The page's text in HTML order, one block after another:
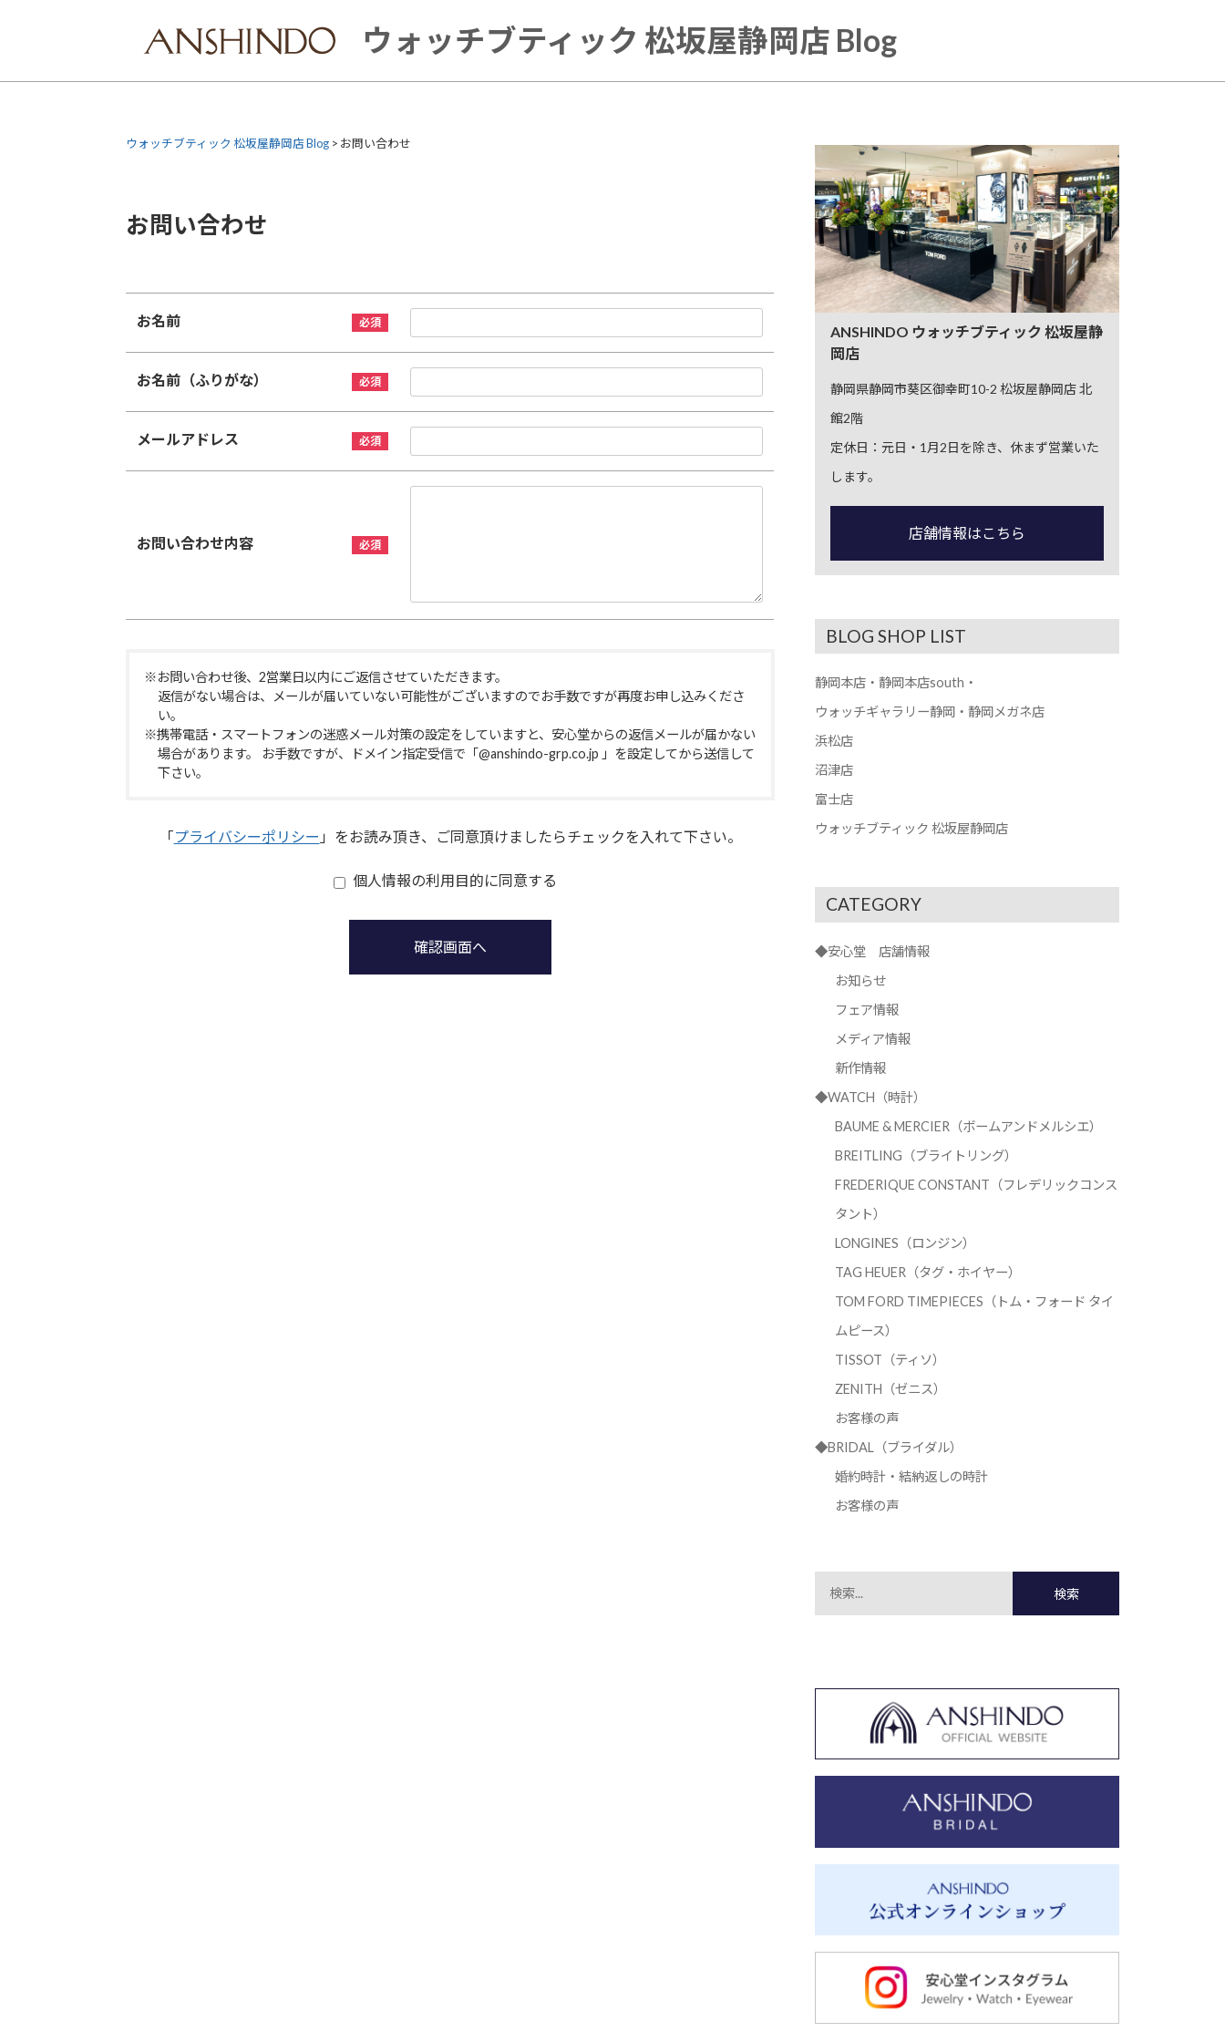
ウォッチブティック 松坂屋静岡店 Blog
ウォッチブティック 松坂屋静岡店 Blog > お問い合わせ
お問い合わせ
お名前
お名前（ふりがな）
メールアドレス
お問い合わせ内容
※お問い合わせ後、2営業日以内にご返信させていただきます。
返信がない場合は、メールが届いていない可能性がございますのでお手数ですが再度お申し込みくださ
い。
※携帯電話・スマートフォンの迷惑メール対策の設定をしていますと、安心堂からの返信メールが届かない
場合があります。 お手数ですが、ドメイン指定受信で「@anshindo-grp.co.jp 」を設定してから送信して
下さい。
「プライバシーポリシー 」をお読み頂き、ご同意頂けましたらチェックを入れて下さい。
個人情報の利用目的に同意する
確認画面へ
ANSHINDO ウォッチブティック 松坂屋静
岡店
静岡県静岡市葵区御幸町10-2 松坂屋静岡店 北
館2階
定休日：元日・1月2日を除き、休まず営業いた
します。
店舗情報はこちら
BLOG SHOP LIST
静岡本店・静岡本店south・
ウォッチギャラリー静岡・静岡メガネ店
浜松店
沼津店
富士店
ウォッチブティック 松坂屋静岡店
CATEGORY
◆安心堂 店舗情報
お知らせ
フェア情報
メディア情報
新作情報
◆WATCH（時計）
BAUME & MERCIER（ボームアンドメルシエ）
BREITLING（ブライトリング）
FREDERIQUE CONSTANT（フレデリックコンス
タント）
LONGINES（ロンジン）
TAG HEUER（タグ・ホイヤー）
TOM FORD TIMEPIECES（トム・フォード タイ
ムピース）
TISSOT（ティソ）
ZENITH（ゼニス）
お客様の声
◆BRIDAL（ブライダル）
婚約時計・結納返しの時計
お客様の声